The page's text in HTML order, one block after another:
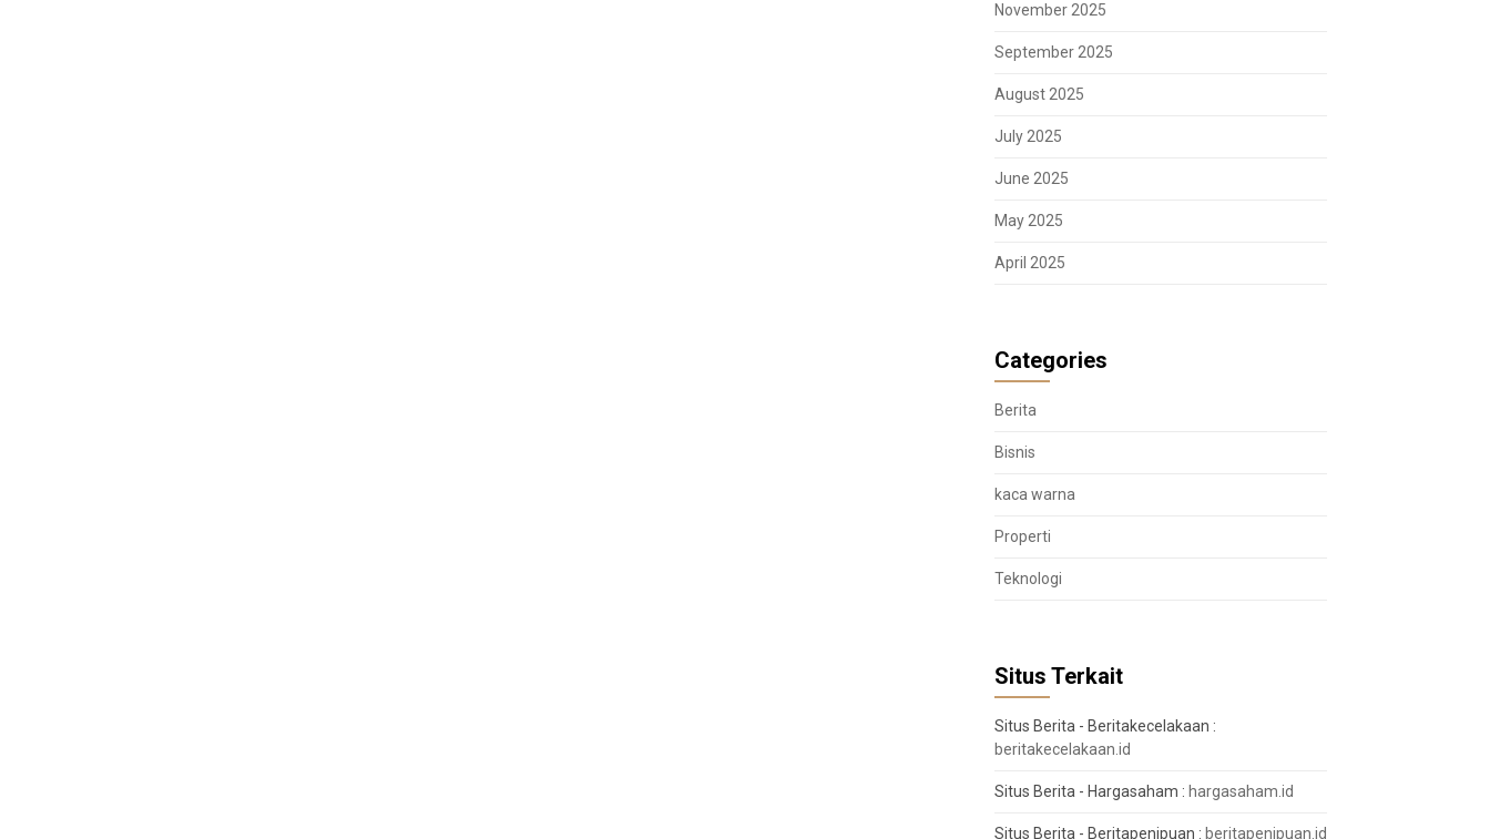
November 2025
September 2025
August 2025
July 2025
June 2025
May 2025
April 2025
Categories
Berita
Bisnis
kaca warna
Properti
Teknologi
Situs Terkait
Situs Berita - Beritakecelakaan :
beritakecelakaan.id
Situs Berita - Hargasaham : hargasaham.id
Situs Berita - Beritapenipuan : beritapenipuan.id